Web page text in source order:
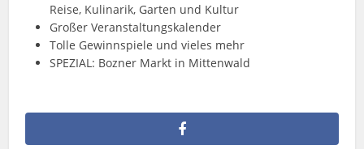
Reise, Kulinarik, Garten und Kultur
Großer Veranstaltungskalender
Tolle Gewinnspiele und vieles mehr
SPEZIAL: Bozner Markt in Mittenwald